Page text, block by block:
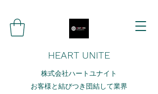
HEART UNITE
株式会社ハートユナイト
お客様と結びつき団結して業界